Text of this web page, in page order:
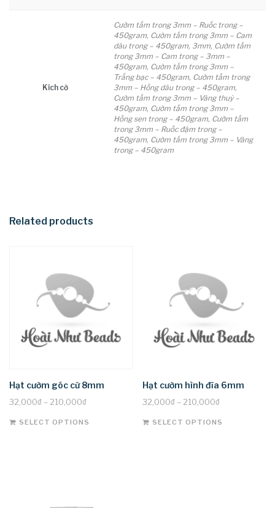
Kích cỡ
Cườm tấm trong 3mm – Ruốc trong –
450gram, Cườm tấm trong 3mm – Cam
dâu trong – 450gram, 3mm, Cườm tấm
trong 3mm – Cam trong – 3mm –
450gram, Cườm tấm trong 3mm –
Trắng bạc – 450gram, Cườm tấm trong
3mm – Hồng dâu trong – 450gram,
Cườm tấm trong 3mm – Vàng thuỷ –
450gram, Cườm tấm trong 3mm –
Hồng sen trong – 450gram, Cườm tấm
trong 3mm – Ruốc đậm trong –
450gram, Cườm tấm trong 3mm – Vàng
trong – 450gram
Related products
Hạt cườm góc cừ 8mm
32,000₫ – 210,000₫
SELECT OPTIONS
Hạt cườm hình đĩa 6mm
32,000₫ – 210,000₫
SELECT OPTIONS